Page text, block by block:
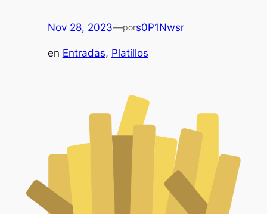
Nov 28, 2023—pors0P1Nwsr
en Entradas, Platillos